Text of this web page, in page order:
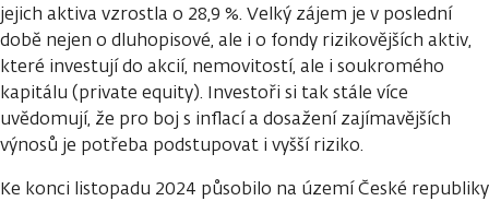
jejich aktiva vzrostla o 28,9 %. Velký zájem je v poslední
době nejen o dluhopisové, ale i o fondy rizikovějších aktiv,
které investují do akcií, nemovitostí, ale i soukromého
kapitálu (private equity). Investoři si tak stále více
uvědomují, že pro boj s inflací a dosažení zajímavějších
výnosů je potřeba podstupovat i vyšší riziko.
Ke konci listopadu 2024 působilo na území České republiky